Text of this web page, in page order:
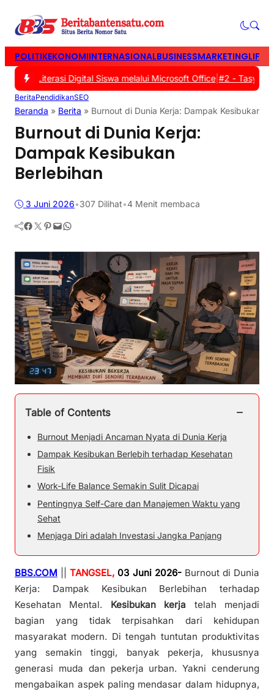
POLITIKEKONOMIINTERNASIONALBUSINESSMARKETING
Literasi Digital Siswa melalui Microsoft Office|#2 -Tasyakuran
BeritaPendidikanSEO
Beranda » Berita » Burnout di Dunia Kerja: Dampak Kesibukan
Burnout di Dunia Kerja:
Dampak Kesibukan
Berlebihan
3 Juni 2026•307 Dilihat•4 Menit membaca
Facebook Twitter Pinterest Mail WhatsApp
Table of Contents −
Burnout Menjadi Ancaman Nyata di Dunia Kerja
Dampak Kesibukan Berlebih terhadap Kesehatan
Fisik
Work-Life Balance Semakin Sulit Dicapai
Pentingnya Self-Care dan Manajemen Waktu yang
Sehat
Menjaga Diri adalah Investasi Jangka Panjang
BBS.COM ||TANGSEL, 03 Juni 2026- Burnout di Dunia
Kerja: Dampak Kesibukan Berlebihan terhadap
Kesehatan Mental. Kesibukan kerja telah menjadi
bagian yang tidak terpisahkan dari kehidupan
masyarakat modern. Di tengah tuntutan produktivitas
yang semakin tinggi, banyak pekerja, khususnya
generasi muda dan pekerja urban. Yakni cenderung
mengabaikan aspek paling mendasar dalam hidupnya,